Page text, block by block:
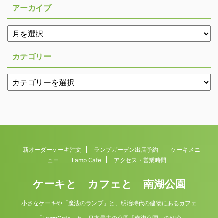
アーカイブ
カテゴリー
新オーダーケーキ注文 ランプガーデン出店予約
ケーキメニ
ュー
Lamp Cafe アクセス・営業時間
ケーキと カフェと 南湖公園
小さなケーキや「魔法のランプ」と、明治時代の建物にあるカフェ